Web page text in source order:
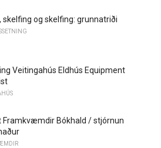
skelfing og skelfing: grunnatriði
Veitingahús Eldhús Equipment
Framkvæmdir Bókhald / stjórnun